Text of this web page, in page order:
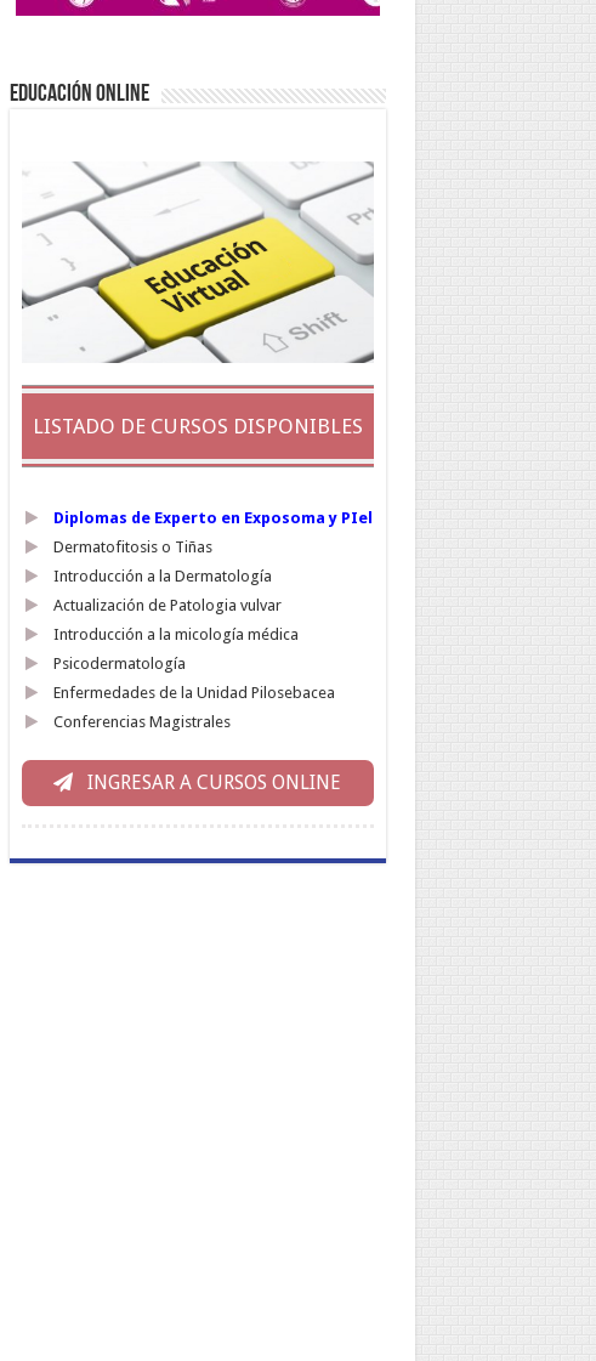
EDUCACIÓN ONLINE
LISTADO DE CURSOS DISPONIBLES
Diplomas de Experto en Exposoma y PIel
Dermatofitosis o Tiñas
Introducción a la Dermatología
Actualización de Patologia vulvar
Introducción a la micología médica
Psicodermatología
Enfermedades de la Unidad Pilosebacea
Conferencias Magistrales
INGRESAR A CURSOS ONLINE